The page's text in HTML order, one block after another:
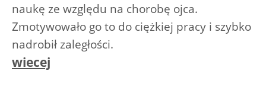
naukę ze względu na chorobę ojca.
Zmotywowało go to do ciężkiej pracy i szybko
nadrobił zaległości.
wiecej